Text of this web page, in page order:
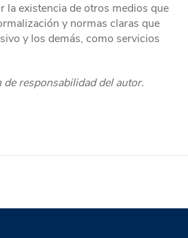
la existencia de otros medios que
y normas claras que
y los demás, como servicios
responsabilidad del autor.